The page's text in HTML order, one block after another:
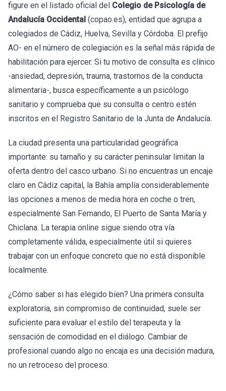
figure en el listado oficial del Colegio de Psicología de
Andalucía Occidental (copao.es), entidad que agrupa a
colegiados de Cádiz, Huelva, Sevilla y Córdoba. El prefijo
AO- en el número de colegiación es la señal más rápida de
habilitación para ejercer. Si tu motivo de consulta es clínico
-ansiedad, depresión, trauma, trastornos de la conducta
alimentaria-, busca específicamente a un psicólogo
sanitario y comprueba que su consulta o centro estén
inscritos en el Registro Sanitario de la Junta de Andalucía.
La ciudad presenta una particularidad geográfica
importante: su tamaño y su carácter peninsular limitan la
oferta dentro del casco urbano. Si no encuentras un encaje
claro en Cádiz capital, la Bahía amplía considerablemente
las opciones a menos de media hora en coche o tren,
especialmente San Fernando, El Puerto de Santa María y
Chiclana. La terapia online sigue siendo otra vía
completamente válida, especialmente útil si quieres
trabajar con un enfoque concreto que no está disponible
localmente.
¿Cómo saber si has elegido bien? Una primera consulta
exploratoria, sin compromiso de continuidad, suele ser
suficiente para evaluar el estilo del terapeuta y la
sensación de comodidad en el diálogo. Cambiar de
profesional cuando algo no encaja es una decisión madura,
no un retroceso del proceso.